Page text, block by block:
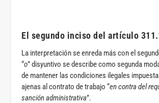
El segundo inciso del artículo
La interpretación se enreda más con el
“o” disyuntivo se describe como segunda
de mantener las condiciones ilegales
ajenas al contrato de trabajo “en contra del
sanción administrativa”.